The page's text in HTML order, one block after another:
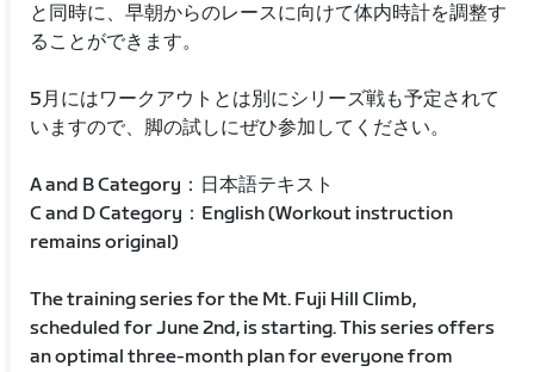
と同時に、早朝からのレースに向けて体内時計を調整す
ることができます。
5月にはワークアウトとは別にシリーズ戦も予定されて
いますので、脚の試しにぜひ参加してください。
A and B Category：日本語テキスト
C and D Category：English (Workout instruction
remains original)
The training series for the Mt. Fuji Hill Climb,
scheduled for June 2nd, is starting. This series offers
an optimal three-month plan for everyone from